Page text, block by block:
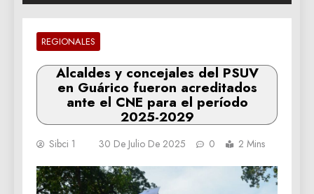
REGIONALES
Alcaldes y concejales del PSUV
en Guárico fueron acreditados
ante el CNE para el período
2025-2029
Sibci 1 30 De Julio De 2025 0 2 Mins